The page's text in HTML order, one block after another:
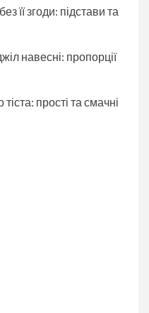
її згоди: підстави та
навесні: пропорції
прості та смачні